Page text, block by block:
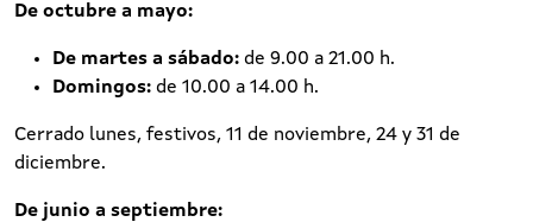
De octubre a mayo:
De martes a sábado: de 9.00 a 21.00 h.
Domingos: de 10.00 a 14.00 h.
Cerrado lunes, festivos, 11 de noviembre, 24 y 31 de
diciembre.
De junio a septiembre: